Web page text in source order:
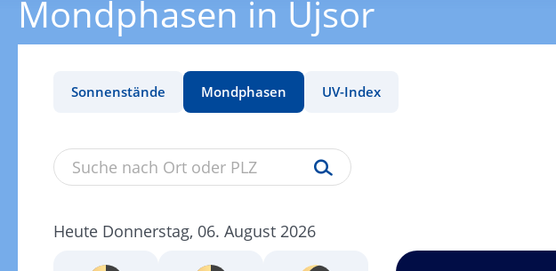
Mondphasen in Újsor
Sonnenstände Mondphasen UV-Index
Heute Donnerstag, 06. August 2026